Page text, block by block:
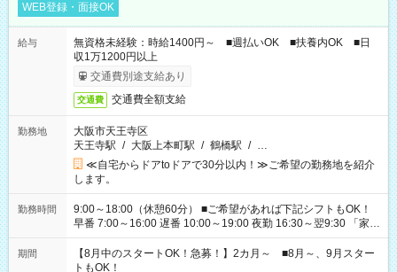
WEB登録・面接OK
給与
無資格未経験：時給1400円～ ■週払いOK ■扶養内OK ■日
収1万1200円以上
交通費別途支給あり
交通費 交通費全額支給
勤務地
大阪市天王寺区
天王寺駅 / 大阪上本町駅 / 鶴橋駅 / …
≪自宅からドアtoドアで30分以内！≫ご希望の勤務地を紹介
します。
勤務時間
9:00～18:00（休憩60分） ■ご希望があれば下記シフトもOK！
早番 7:00～16:00 遅番 10:00～19:00 夜勤 16:30～翌9:30 「家族
と休みを合わせたい」 「余裕を持って夕飯の準備がしたい」
「できれば残業はしたくない」 など、ご希望を教えてください
ね。 ※Wワーク希望の方へ 今ご覧のお仕事で希望する勤務時間
期間
【8月中のスタートOK！急募！】2カ月～ ■8月～、9月スター
トもOK！